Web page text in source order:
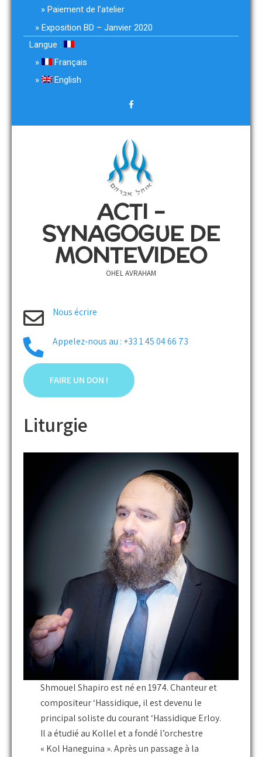
Paiement de l’atelier
Exposition BD – Janvier 2020
Langue :
Français
English
ACTI –
SYNAGOGUE DE
MONTEVIDEO
OHEL AVRAHAM
Nous écrire
Appelez-nous au : +33 1 45 04 66 73
FAIRE UN DON !
Liturgie
Shmouel Shapiro est né en 1974. Chanteur et
compositeur ‘Hassidique, il est devenu le
principal soliste du courant ‘Hassidique Erloy.
Il a étudié au Kollel et a fondé l’orchestre
« Kol Haneguina ». Après un passage à la